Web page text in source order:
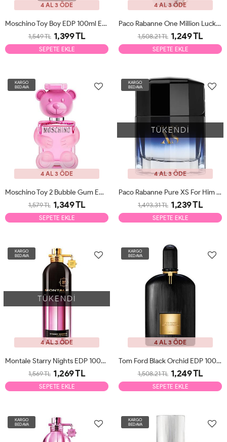
4 AL 3 ÖDE
Moschino Toy Boy EDP 100ml Erkek Parfüm Tester
1,549 TL 1,399 TL
SEPETE EKLE
4 AL 3 ÖDE
Paco Rabanne One Million Lucky EDT 100ml Erkek Parfüm Tester
1,508.21 TL 1,249 TL
SEPETE EKLE
KARGO
BEDAVA
4 AL 3 ÖDE
Moschino Toy 2 Bubble Gum EDT 100ml Kadın Parfüm Tester
1,579 TL 1,349 TL
SEPETE EKLE
KARGO
BEDAVA
4 AL 3 ÖDE
TÜKENDİ
Paco Rabanne Pure XS For Him EDT 100ml Erkek Parfüm Tester
1,493.31 TL 1,239 TL
SEPETE EKLE
KARGO
BEDAVA
4 AL 3 ÖDE
TÜKENDİ
Montale Starry Nights EDP 100ml Unisex Parfüm Tester
1,569 TL 1,269 TL
SEPETE EKLE
KARGO
BEDAVA
4 AL 3 ÖDE
Tom Ford Black Orchid EDP 100ml Unisex Parfüm Tester
1,508.21 TL 1,249 TL
SEPETE EKLE
KARGO
BEDAVA
KARGO
BEDAVA